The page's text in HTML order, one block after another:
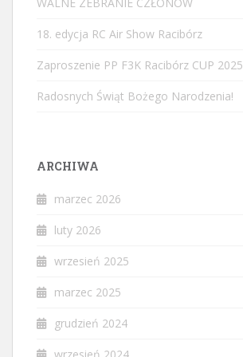
18. edycja RC Air Show Racibórz
Zaproszenie PP F3K Racibórz CUP 2025
Radosnych Świąt Bożego Narodzenia!
ARCHIWA
marzec 2026
luty 2026
wrzesień 2025
marzec 2025
grudzień 2024
wrzesień 2024